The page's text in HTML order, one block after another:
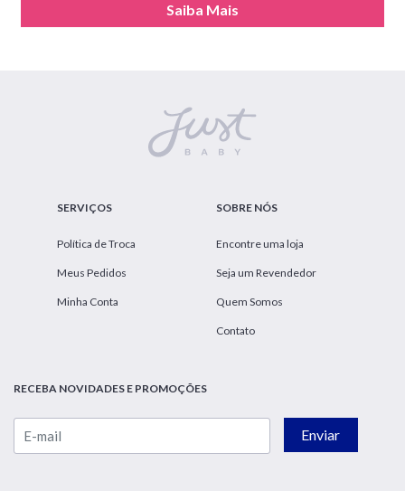
Saiba Mais
SERVIÇOS
Política de Troca
Meus Pedidos
Minha Conta
SOBRE NÓS
Encontre uma loja
Seja um Revendedor
Quem Somos
Contato
RECEBA NOVIDADES E PROMOÇÕES
Enviar